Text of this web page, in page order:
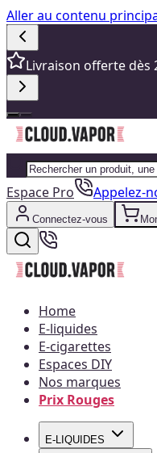
Aller au contenu
Livraison offerte dès
Espace Pro Appelez-
Connectez-vous
Home
E-liquides
E-cigarettes
Espaces DIY
Nos marques
Prix Rouges
E-LIQUIDES